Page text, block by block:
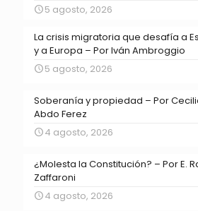
5 agosto, 2026
La crisis migratoria que desafía a
y a Europa – Por Iván Ambroggio
5 agosto, 2026
Soberanía y propiedad – Por
Abdo Ferez
4 agosto, 2026
¿Molesta la Constitución? – Por E.
Zaffaroni
4 agosto, 2026